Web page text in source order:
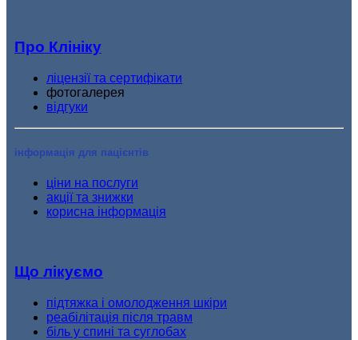
Про Клініку
ліцензії та сертифікати
фотогалерея
відгуки
інформація для пацієнтів
ціни на послуги
акції та знижки
корисна інформація
Що лікуємо
підтяжка і омолодження шкіри
реабілітація після травм
біль у спині та суглобах